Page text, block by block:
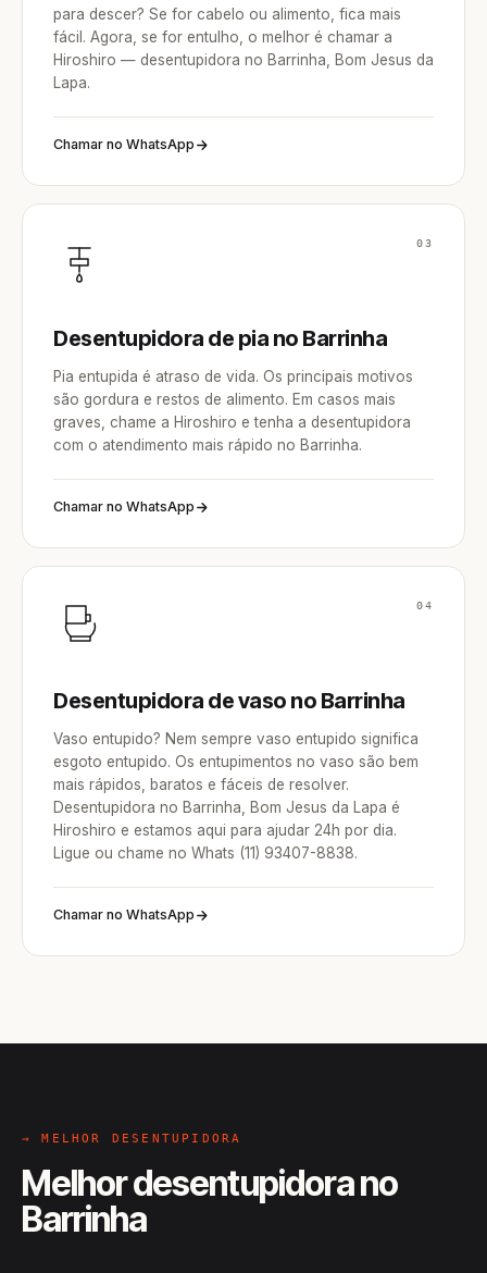
para descer? Se for cabelo ou alimento, fica mais
fácil. Agora, se for entulho, o melhor é chamar a
Hiroshiro — desentupidora no Barrinha, Bom Jesus da
Lapa.
Chamar no WhatsApp
03
Desentupidora de pia no Barrinha
Pia entupida é atraso de vida. Os principais motivos
são gordura e restos de alimento. Em casos mais
graves, chame a Hiroshiro e tenha a desentupidora
com o atendimento mais rápido no Barrinha.
Chamar no WhatsApp
04
Desentupidora de vaso no Barrinha
Vaso entupido? Nem sempre vaso entupido significa
esgoto entupido. Os entupimentos no vaso são bem
mais rápidos, baratos e fáceis de resolver.
Desentupidora no Barrinha, Bom Jesus da Lapa é
Hiroshiro e estamos aqui para ajudar 24h por dia.
Ligue ou chame no Whats (11) 93407-8838.
Chamar no WhatsApp
→ MELHOR DESENTUPIDORA
Melhor desentupidora no
Barrinha